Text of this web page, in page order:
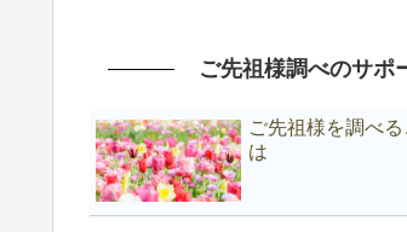
ご先祖様調べのサポ
ご先祖様を調べ
は